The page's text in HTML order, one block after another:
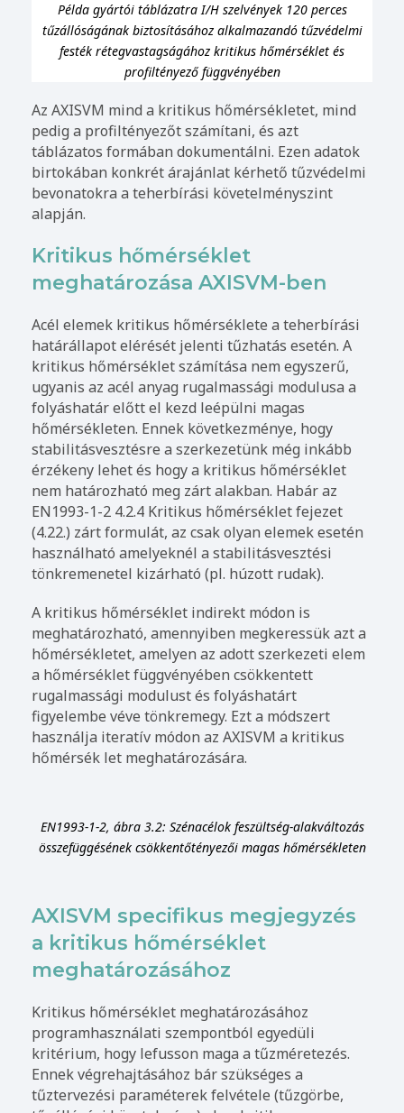
Példa gyártói táblázatra I/H szelvények 120 perces
tűzállóságának biztosításához alkalmazandó tűzvédelmi
festék rétegvastagságához kritikus hőmérséklet és
profiltényező függvényében
Az AXISVM mind a kritikus hőmérsékletet, mind
pedig a profiltényezőt számítani, és azt
táblázatos formában dokumentálni. Ezen adatok
birtokában konkrét árajánlat kérhető tűzvédelmi
bevonatokra a teherbírási követelményszint
alapján.
Kritikus hőmérséklet
meghatározása AXISVM-ben
Acél elemek kritikus hőmérséklete a teherbírási
határállapot elérését jelenti tűzhatás esetén. A
kritikus hőmérséklet számítása nem egyszerű,
ugyanis az acél anyag rugalmassági modulusa a
folyáshatár előtt el kezd leépülni magas
hőmérsékleten. Ennek következménye, hogy
stabilitásvesztésre a szerkezetünk még inkább
érzékeny lehet és hogy a kritikus hőmérséklet
nem határozható meg zárt alakban. Habár az
EN1993-1-2 4.2.4 Kritikus hőmérséklet fejezet
(4.22.) zárt formulát, az csak olyan elemek esetén
használható amelyeknél a stabilitásvesztési
tönkremenetel kizárható (pl. húzott rudak).
A kritikus hőmérséklet indirekt módon is
meghatározható, amennyiben megkeressük azt a
hőmérsékletet, amelyen az adott szerkezeti elem
a hőmérséklet függvényében csökkentett
rugalmassági modulust és folyáshatárt
figyelembe véve tönkremegy. Ezt a módszert
használja iteratív módon az AXISVM a kritikus
hőmérsék let meghatározására.
EN1993-1-2, ábra 3.2: Szénacélok feszültség-alakváltozás
összefüggésének csökkentőtényezői magas hőmérsékleten
AXISVM specifikus megjegyzés
a kritikus hőmérséklet
meghatározásához
Kritikus hőmérséklet meghatározásához
programhasználati szempontból egyedüli
kritérium, hogy lefusson maga a tűzméretezés.
Ennek végrehajtásához bár szükséges a
tűztervezési paraméterek felvétele (tűzgörbe,